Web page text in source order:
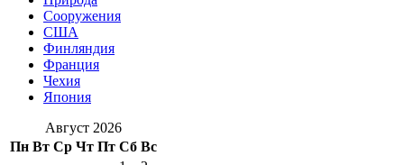
Сооружения
США
Финляндия
Франция
Чехия
Япония
Август 2026
Пн Вт Ср Чт Пт Сб Вс